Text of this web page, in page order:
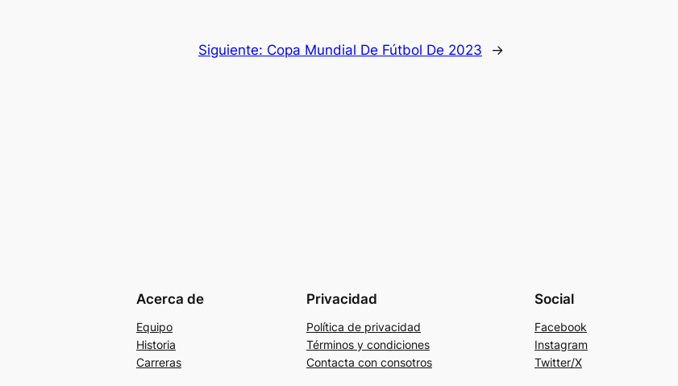
Siguiente: Copa Mundial De Fútbol De 2023 →
Acerca de
Equipo
Historia
Carreras
Privacidad
Política de privacidad
Términos y condiciones
Contacta con consotros
Social
Facebook
Instagram
Twitter/X